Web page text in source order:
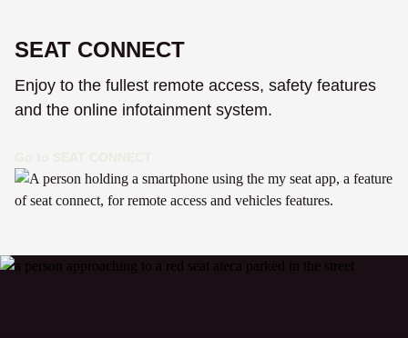
SEAT CONNECT
Enjoy to the fullest remote access, safety features
and the online infotainment system.